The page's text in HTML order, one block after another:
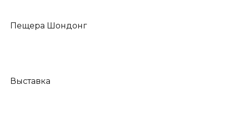
Пещера Шондонг
Выставка